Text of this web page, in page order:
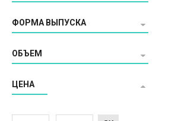
ФОРМА ВЫПУСКА
ОБЪЕМ
ЦЕНА